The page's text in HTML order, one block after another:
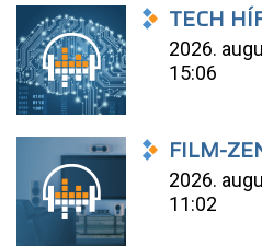
TECH
2026.
15:06
FILM-
2026.
11:02